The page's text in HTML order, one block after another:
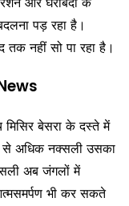
पड़ रहा है।
नहीं सो पा रहा है।
मिसिर बेसरा के दस्ते में
से अधिक नक्सली उसका
अब जंगलों में
भी कर सकते